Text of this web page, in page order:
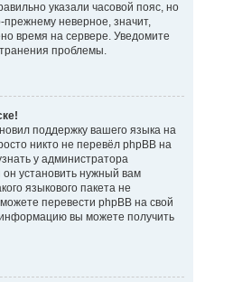
указали часовой пояс, но
неверное, значит,
время на сервере. Уведомите
проблемы.
поддержку вашего языка на
никто не перевёл phpBB на
у администратора
установить нужный вам
языкового пакета не
перевести phpBB на свой
вы можете получить